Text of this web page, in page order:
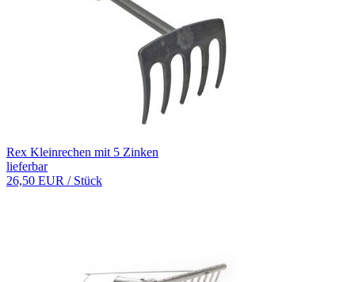
Rex Kleinrechen mit 5 Zinken
lieferbar
26,50 EUR / Stück